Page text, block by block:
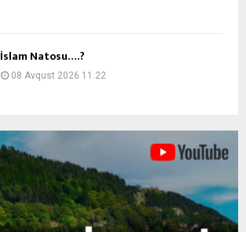
İslam Natosu….?
08 Avqust 2026 11:22